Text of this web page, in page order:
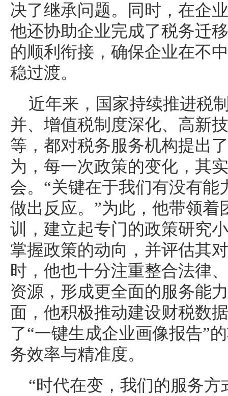
决了继承问题。同时，在企
他还协助企业完成了税务迁
的顺利衔接，确保企业在不
稳过渡。
近年来，国家持续推进税
并、增值税制度深化、高新
等，都对税务服务机构提出
为，每一次政策的变化，其
会。“关键在于我们有没有能
做出反应。”为此，他带领着
训，建立起专门的政策研究
掌握政策的动向，并评估其
时，他也十分注重整合法律
资源，形成更全面的服务能
面，他积极推动建设财税数
了“一键生成企业画像报告”
务效率与精准度。
“时代在变，我们的服务